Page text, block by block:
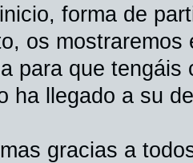
forma de
os
para que
ha llegado a su
gracias a